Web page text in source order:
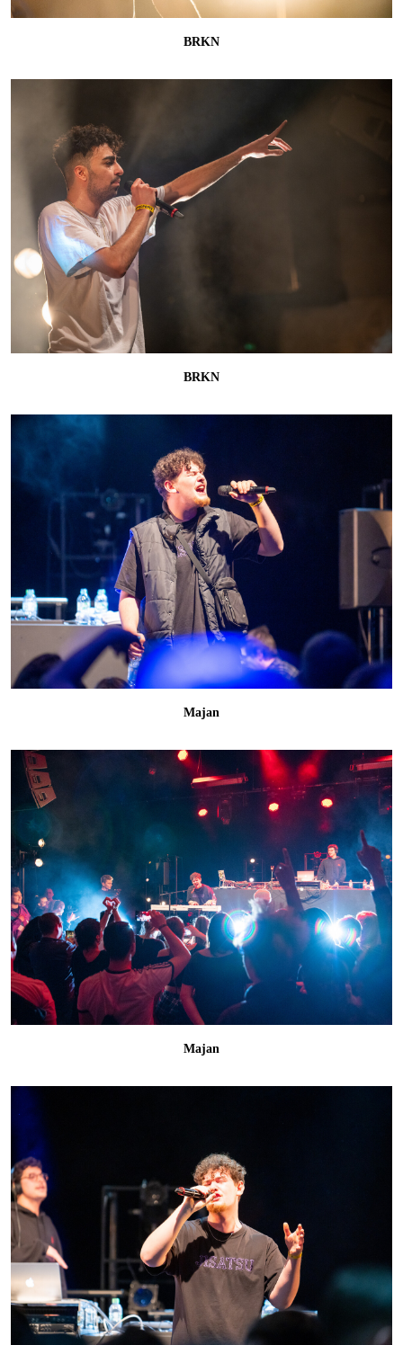
BRKN
BRKN
Majan
Majan